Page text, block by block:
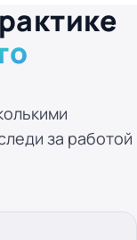
за работой